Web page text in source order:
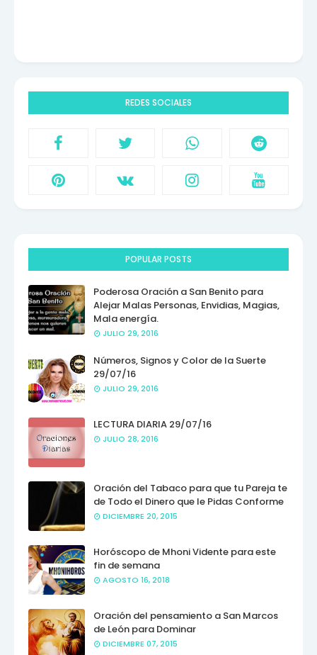
REDES SOCIALES
POPULAR POSTS
Poderosa Oración a San Benito para
Alejar Malas Personas, Envidias, Magias,
Mala energía.
JULIO 29, 2016
Números, Signos y Color de la Suerte
29/07/16
JULIO 29, 2016
LECTURA DIARIA 29/07/16
JULIO 28, 2016
Oración del Tabaco para que tu Pareja te
de Todo el Dinero que le Pidas Conforme
DICIEMBRE 20, 2015
Horóscopo de Mhoni Vidente para este
fin de semana
AGOSTO 16, 2018
Oración del pensamiento a San Marcos
de León para Dominar
DICIEMBRE 07, 2015